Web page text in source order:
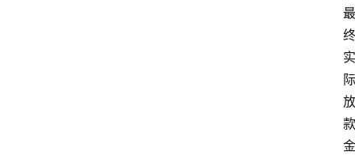
最
终
实
际
放
款
金